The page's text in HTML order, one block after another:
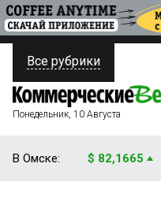
ПОЛИТИКА
ФИНАНСЫ
Все рубрики
Понедельник, 10 Августа
В Омске: $ 82,1665